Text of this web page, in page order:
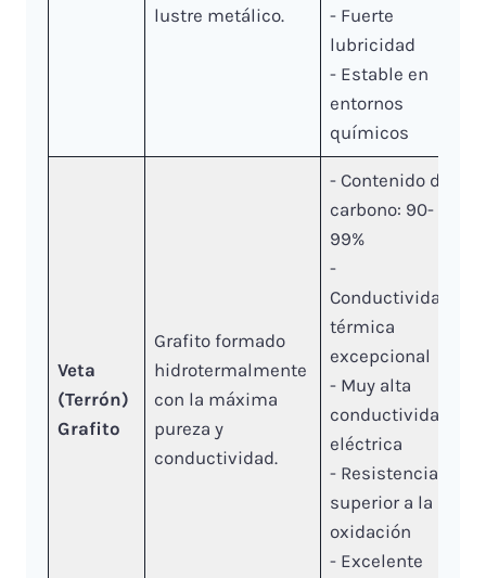
lustre metálico.
- Fuerte
lubricidad
- Estable en
entornos
químicos
Veta
(Terrón)
Grafito
Grafito formado
hidrotermalmente
con la máxima
pureza y
conductividad.
- Contenido de
carbono: 90-
99%
-
Conductividad
térmica
excepcional
- Muy alta
conductividad
eléctrica
- Resistencia
superior a la
oxidación
- Excelente